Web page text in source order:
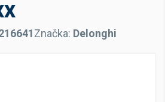
Značka: Delonghi